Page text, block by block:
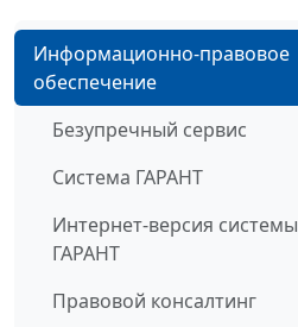
Информационно-правовое
обеспечение
Безупречный сервис
Система ГАРАНТ
Интернет-версия системы
ГАРАНТ
Правовой консалтинг